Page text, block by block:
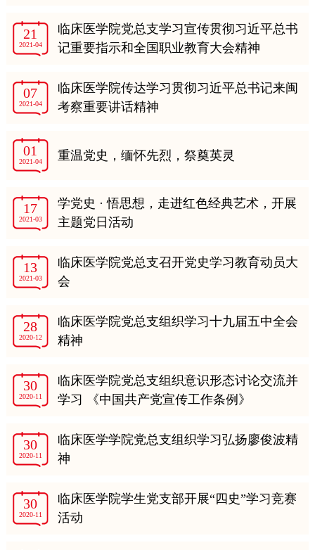
21
2021-04
临床医学院党总支学习宣传贯彻习近平总书
记重要指示和全国职业教育大会精神
07
2021-04
临床医学院传达学习贯彻习近平总书记来闽
考察重要讲话精神
01
2021-04 重温党史，缅怀先烈，祭奠英灵
17
2021-03
学党史 · 悟思想，走进红色经典艺术，开展
主题党日活动
13
2021-03
临床医学院党总支召开党史学习教育动员大
会
28
2020-12
临床医学院党总支组织学习十九届五中全会
精神
30
2020-11
临床医学院党总支组织意识形态讨论交流并
学习 《中国共产党宣传工作条例》
30
2020-11
临床医学学院党总支组织学习弘扬廖俊波精
神
30
2020-11
临床医学院学生党支部开展“四史”学习竞赛
活动